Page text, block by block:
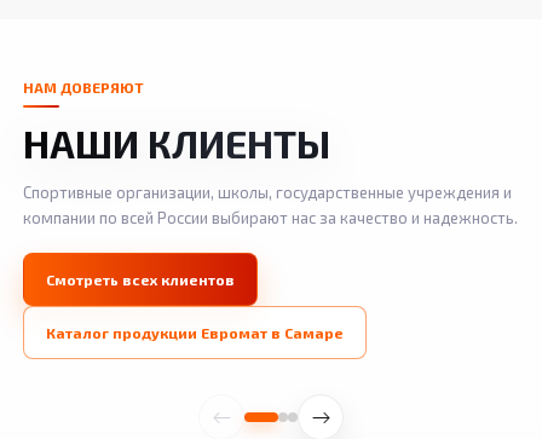
НАМ ДОВЕРЯЮТ
НАШИ КЛИЕНТЫ
Спортивные организации, школы, государственные учреждения и
компании по всей России выбирают нас за качество и надежность.
Смотреть всех клиентов
Каталог продукции Евромат в Самаре